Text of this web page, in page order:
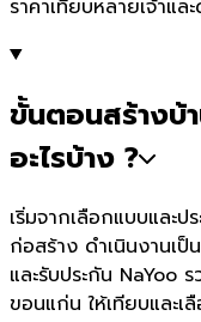
ราคาเทียบหลายเจ้าแ
ขั้นตอนสร้างบ้
อะไรบ้าง ?
เริ่มจากเลือกแบบและ
ก่อสร้าง ดำเนินงานเ
และรับประกัน NaYoo
ขอนแก่น ให้เทียบและเ